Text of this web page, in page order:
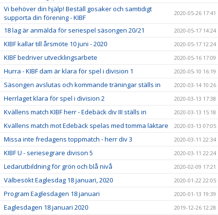
Vi behöver din hjälp! Beställ gosaker och samtidigt
supporta din förening - KIBF
2020-05-26 17:41
18 lag är anmälda för seriespel säsongen 20/21 2020-05-17 14:24
KIBF kallar till årsmöte 10 juni - 2020 2020-05-17 12:24
KIBF bedriver utvecklingsarbete 2020-05-16 17:09
Hurra - KIBF dam är klara för spel i division 1 2020-05-10 16:19
Säsongen avslutas och kommande träningar ställs in 2020-03-14 10:26
Herrlaget klara för spel i division 2 2020-03-13 17:38
Kvällens match KIBF herr - Edebäck div III ställs in 2020-03-13 15:18
Kvällens match mot Edebäck spelas med tomma läktare 2020-03-13 07:05
Missa inte fredagens toppmatch - herr div 3 2020-03-11 22:34
KIBF U - seriesegrare divison 5 2020-03-11 22:24
Ledarutbildning för grön och blå nivå 2020-02-09 17:21
Välbesökt Eaglesdag 18 januari, 2020 2020-01-22 22:05
Program Eaglesdagen 18 januari 2020-01-13 19:39
Eaglesdagen 18 januari 2020 2019-12-26 12:28